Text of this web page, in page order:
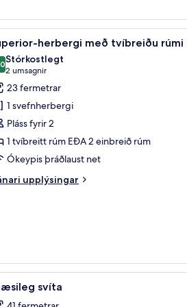
Superior-
4 herbergi með tvíbreiðu rúmi
af 10
Stórkostlegt
2 umsagnir
(2
umsagnir)
23 fermetrar
1 svefnherbergi
Pláss fyrir 2
1 tvíbreitt rúm EÐA 2 einbreið rúm
Ókeypis þráðlaust net
upplýsingar
af bestu gerð, dúnsængur, rúm með
Glæsileg svíta
5 svíta